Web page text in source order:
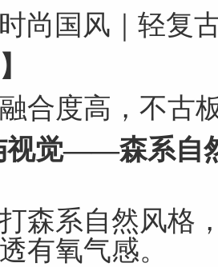
尚国风｜轻复
合度高，不古
视觉——森系自
森系自然风格
有氧气感。